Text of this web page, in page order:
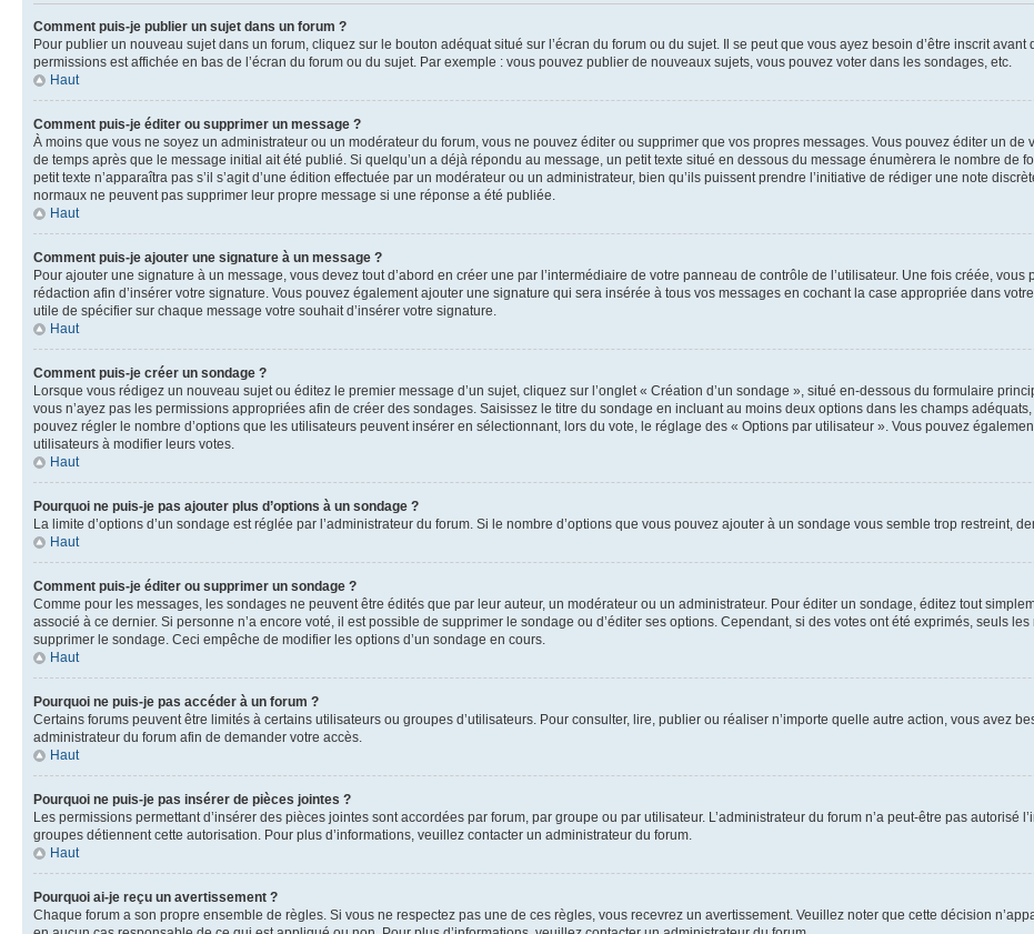
Comment puis-je publier un sujet dans un forum ?
Pour publier un nouveau sujet dans un forum, cliquez sur le bouton adéquat situé sur l’écran du forum ou du sujet. Il se peut que vous ayez besoin d’être inscrit
permissions est affichée en bas de l’écran du forum ou du sujet. Par exemple : vous pouvez publier de nouveaux sujets, vous pouvez voter dans les sondages, etc.
Haut
Comment puis-je éditer ou supprimer un message ?
À moins que vous ne soyez un administrateur ou un modérateur du forum, vous ne pouvez éditer ou supprimer que vos propres messages. Vous pouvez éditer un
de temps après que le message initial ait été publié. Si quelqu’un a déjà répondu au message, un petit texte situé en dessous du message énumèrera le nombre de
petit texte n’apparaîtra pas s’il s’agit d’une édition effectuée par un modérateur ou un administrateur, bien qu’ils puissent prendre l’initiative de rédiger une note
normaux ne peuvent pas supprimer leur propre message si une réponse a été publiée.
Haut
Comment puis-je ajouter une signature à un message ?
Pour ajouter une signature à un message, vous devez tout d’abord en créer une par l’intermédiaire de votre panneau de contrôle de l’utilisateur. Une fois créée, vous
rédaction afin d’insérer votre signature. Vous pouvez également ajouter une signature qui sera insérée à tous vos messages en cochant la case appropriée dans
utile de spécifier sur chaque message votre souhait d’insérer votre signature.
Haut
Comment puis-je créer un sondage ?
Lorsque vous rédigez un nouveau sujet ou éditez le premier message d’un sujet, cliquez sur l’onglet « Création d’un sondage », situé en-dessous du formulaire
vous n’ayez pas les permissions appropriées afin de créer des sondages. Saisissez le titre du sondage en incluant au moins deux options dans les champs
pouvez régler le nombre d’options que les utilisateurs peuvent insérer en sélectionnant, lors du vote, le réglage des « Options par utilisateur ». Vous pouvez
utilisateurs à modifier leurs votes.
Haut
Pourquoi ne puis-je pas ajouter plus d’options à un sondage ?
La limite d’options d’un sondage est réglée par l’administrateur du forum. Si le nombre d’options que vous pouvez ajouter à un sondage vous semble trop restreint,
Haut
Comment puis-je éditer ou supprimer un sondage ?
Comme pour les messages, les sondages ne peuvent être édités que par leur auteur, un modérateur ou un administrateur. Pour éditer un sondage, éditez tout
associé à ce dernier. Si personne n’a encore voté, il est possible de supprimer le sondage ou d’éditer ses options. Cependant, si des votes ont été exprimés, seuls
supprimer le sondage. Ceci empêche de modifier les options d’un sondage en cours.
Haut
Pourquoi ne puis-je pas accéder à un forum ?
Certains forums peuvent être limités à certains utilisateurs ou groupes d’utilisateurs. Pour consulter, lire, publier ou réaliser n’importe quelle autre action, vous avez
administrateur du forum afin de demander votre accès.
Haut
Pourquoi ne puis-je pas insérer de pièces jointes ?
Les permissions permettant d’insérer des pièces jointes sont accordées par forum, par groupe ou par utilisateur. L’administrateur du forum n’a peut-être pas
groupes détiennent cette autorisation. Pour plus d’informations, veuillez contacter un administrateur du forum.
Haut
Pourquoi ai-je reçu un avertissement ?
Chaque forum a son propre ensemble de règles. Si vous ne respectez pas une de ces règles, vous recevrez un avertissement. Veuillez noter que cette décision